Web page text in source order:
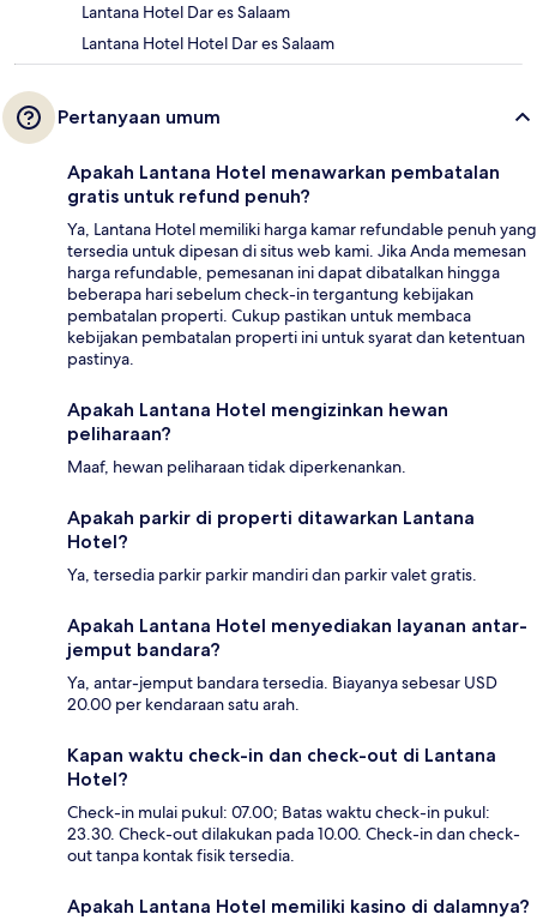
Lantana Hotel Dar es Salaam
Lantana Hotel Hotel Dar es Salaam
Pertanyaan umum
Apakah Lantana Hotel menawarkan pembatalan
gratis untuk refund penuh?
Ya, Lantana Hotel memiliki harga kamar refundable penuh yang
tersedia untuk dipesan di situs web kami. Jika Anda memesan
harga refundable, pemesanan ini dapat dibatalkan hingga
beberapa hari sebelum check-in tergantung kebijakan
pembatalan properti. Cukup pastikan untuk membaca
kebijakan pembatalan properti ini untuk syarat dan ketentuan
pastinya.
Apakah Lantana Hotel mengizinkan hewan
peliharaan?
Maaf, hewan peliharaan tidak diperkenankan.
Apakah parkir di properti ditawarkan Lantana
Hotel?
Ya, tersedia parkir parkir mandiri dan parkir valet gratis.
Apakah Lantana Hotel menyediakan layanan antar-
jemput bandara?
Ya, antar-jemput bandara tersedia. Biayanya sebesar USD
20.00 per kendaraan satu arah.
Kapan waktu check-in dan check-out di Lantana
Hotel?
Check-in mulai pukul: 07.00; Batas waktu check-in pukul:
23.30. Check-out dilakukan pada 10.00. Check-in dan check-
out tanpa kontak fisik tersedia.
Apakah Lantana Hotel memiliki kasino di dalamnya?